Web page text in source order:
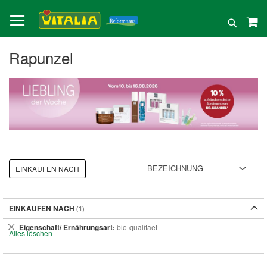
zum
Inhalt
Suche
Rapunzel
EINKAUFEN NACH
EINKAUFEN NACH
Eigenschaft/ Ernährungsart bio-qualitaet
Dies
entfernen
Alles löschen